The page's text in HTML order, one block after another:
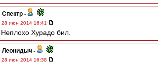
Спектр -
28 июн 2014 16:41
Неплохо Хурадо бил.
Леонидыч -
28 июн 2014 16:38